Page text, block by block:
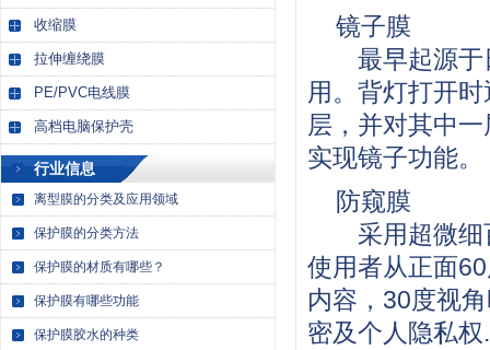
收缩膜
拉伸缠绕膜
PE/PVC电线膜
高档电脑保护壳
行业信息
离型膜的分类及应用领域
保护膜的分类方法
保护膜的材质有哪些？
保护膜有哪些功能
保护膜胶水的种类
镜子膜
最早起源于日
用。背灯打开
层，并对其中
实现镜子功能。
防窥膜
采用超微细百
使用者从正面
内容，30度视
密及个人隐私